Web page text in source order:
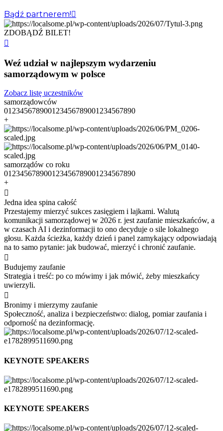
Bądź partnerem!
ZDOBĄDŹ BILET!
Weź udział w najlepszym wydarzeniu
samorządowym w polsce
Zobacz listę uczestników
samorządowców
01 23456789001 23456789001 234567890
+
samorządów co roku
01 23456789001 23456789001 234567890
+
Jedna idea spina całość
Przestajemy mierzyć sukces zasięgiem i lajkami. Walutą
komunikacji samorządowej w 2026 r. jest zaufanie mieszkańców, a
w czasach AI i dezinformacji to ono decyduje o sile lokalnego
głosu. Każda ścieżka, każdy dzień i panel zamykający odpowiadają
na to samo pytanie: jak budować, mierzyć i chronić zaufanie.
Budujemy zaufanie
Strategia i treść: po co mówimy i jak mówić, żeby mieszkańcy
uwierzyli.
Bronimy i mierzymy zaufanie
Społeczność, analiza i bezpieczeństwo: dialog, pomiar zaufania i
odporność na dezinformację.
KEYNOTE SPEAKERS
KEYNOTE SPEAKERS